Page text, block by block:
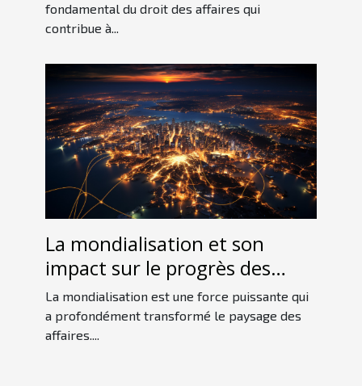
fondamental du droit des affaires qui
contribue à...
La mondialisation et son
impact sur le progrès des
entreprises
La mondialisation est une force puissante qui
a profondément transformé le paysage des
affaires....